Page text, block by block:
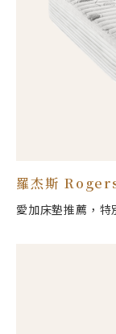
羅杰斯
愛加床墊推薦，